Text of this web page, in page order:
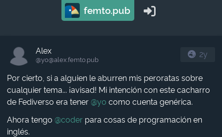
femto.pub
Alex
@yo​@alex.femto.pub
2y
Por cierto, si a alguien le aburren mis peroratas sobre
cualquier tema... ¡avisad! Mi intención con este cacharro
de Fediverso era tener @yo como cuenta genérica.
Ahora tengo @coder para cosas de programación en
inglés.